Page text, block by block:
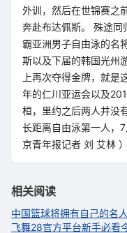
外训，然后在世锦赛之
奔赴布达佩斯。 殊途同
霸亚洲男子自由泳的名
斯以及下届的韩国光州
上再次夺得金牌，就
年的仁川亚运会以及
桓，里约之后两人并没
长距离自由泳第一人，
京青年报记者 刘 艾林 ）
相关阅读
中国篮球将拥有自己的名
飞舞28官方平台新手必看